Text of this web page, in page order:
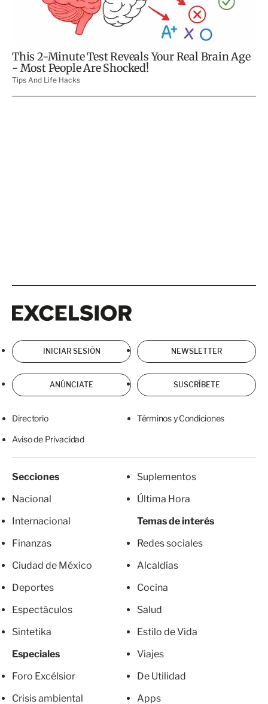
INICIAR SESIÓN NEWSLETTER
ANÚNCIATE SUSCRÍBETE
Directorio Términos y Condiciones
Aviso de Privacidad
Secciones
Nacional
Internacional
Finanzas
Ciudad de México
Deportes
Espectáculos
Sintetika
Especiales
Foro Excélsior
Crisis ambiental
Suplementos
Última Hora
Temas de interés
Redes sociales
Alcaldías
Cocina
Salud
Estilo de Vida
Viajes
De Utilidad
Apps